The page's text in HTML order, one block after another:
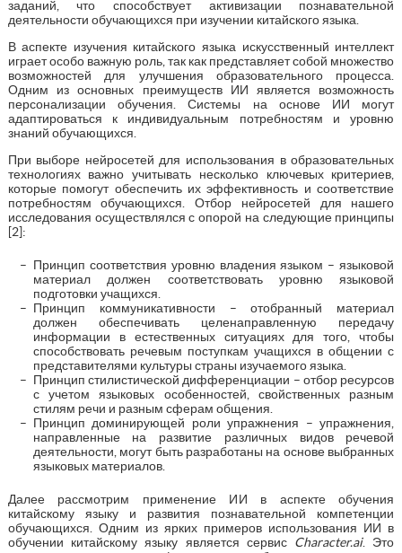
заданий, что способствует активизации познавательной
деятельности обучающихся при изучении китайского языка.
В аспекте изучения китайского языка искусственный интеллект
играет особо важную роль, так как представляет собой множество
возможностей для улучшения образовательного процесса.
Одним из основных преимуществ ИИ является возможность
персонализации обучения. Системы на основе ИИ могут
адаптироваться к индивидуальным потребностям и уровню
знаний обучающихся.
При выборе нейросетей для использования в образовательных
технологиях важно учитывать несколько ключевых критериев,
которые помогут обеспечить их эффективность и соответствие
потребностям обучающихся. Отбор нейросетей для нашего
исследования осуществлялся с опорой на следующие принципы
[2]:
Принцип соответствия уровню владения языком – языковой
материал должен соответствовать уровню языковой
подготовки учащихся.
Принцип коммуникативности – отобранный материал
должен обеспечивать целенаправленную передачу
информации в естественных ситуациях для того, чтобы
способствовать речевым поступкам учащихся в общении с
представителями культуры страны изучаемого языка.
Принцип стилистической дифференциации – отбор ресурсов
с учетом языковых особенностей, свойственных разным
стилям речи и разным сферам общения.
Принцип доминирующей роли упражнения – упражнения,
направленные на развитие различных видов речевой
деятельности, могут быть разработаны на основе выбранных
языковых материалов.
Далее рассмотрим применение ИИ в аспекте обучения
китайскому языку и развития познавательной компетенции
обучающихся. Одним из ярких примеров использования ИИ в
обучении китайскому языку является сервис Character.ai. Это